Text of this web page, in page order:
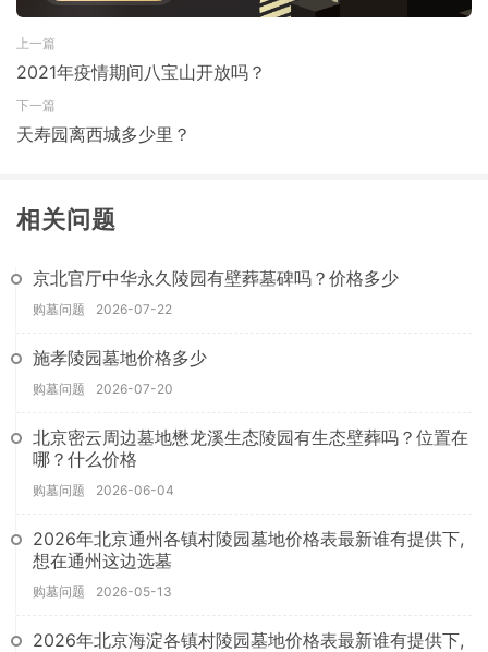
上一篇
2021年疫情期间八宝山开放吗？
下一篇
天寿园离西城多少里？
相关问题
京北官厅中华永久陵园有壁葬墓碑吗？价格多少
购墓问题 2026-07-22
施孝陵园墓地价格多少
购墓问题 2026-07-20
北京密云周边墓地懋龙溪生态陵园有生态壁葬吗？位置在
哪？什么价格
购墓问题 2026-06-04
2026年北京通州各镇村陵园墓地价格表最新谁有提供下,
想在通州这边选墓
购墓问题 2026-05-13
2026年北京海淀各镇村陵园墓地价格表最新谁有提供下,